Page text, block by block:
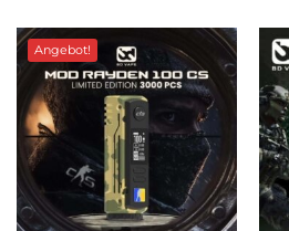
Angebot!